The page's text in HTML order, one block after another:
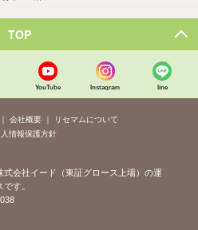
TOP
YouTube Instagram line
会社概要
リセマムについて
情報保護方針
式会社イード（東証グロース上場）の運
す。